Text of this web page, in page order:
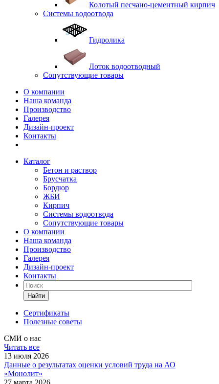
Колотый песчано-цементный кирпич
Системы водоотвода
Гидролика
Лоток водоотводный
Сопутствующие товары
О компании
Наша команда
Производство
Галерея
Дизайн-проект
Контакты
Каталог
Бетон и раствор
Брусчатка
Бордюр
ЖБИ
Кирпич
Системы водоотвода
Сопутствующие товары
О компании
Наша команда
Производство
Галерея
Дизайн-проект
Контакты
Найти
Сертификаты
Полезные советы
СМИ о нас
Читать все
13 июля 2026
Данные о результатах оценки условий труда на АО
«Монолит»
27 марта 2026